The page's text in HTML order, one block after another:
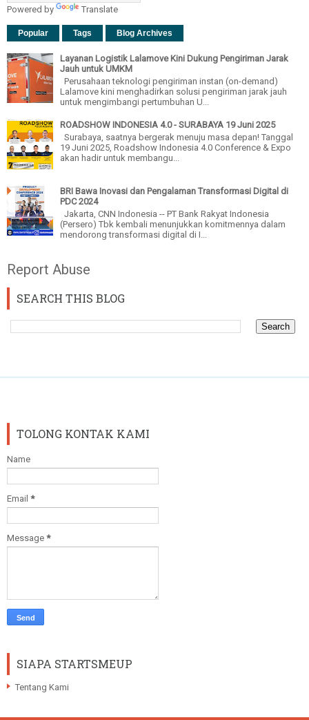
Powered by Translate
Popular Tags Blog Archives
Layanan Logistik Lalamove Kini Dukung Pengiriman Jarak
Jauh untuk UMKM
Perusahaan teknologi pengiriman instan (on-demand)
Lalamove kini menghadirkan solusi pengiriman jarak jauh
untuk mengimbangi pertumbuhan U...
ROADSHOW INDONESIA 4.0 - SURABAYA 19 Juni 2025
Surabaya, saatnya bergerak menuju masa depan! Tanggal
19 Juni 2025, Roadshow Indonesia 4.0 Conference & Expo
akan hadir untuk membangu...
BRI Bawa Inovasi dan Pengalaman Transformasi Digital di
PDC 2024
Jakarta, CNN Indonesia -- PT Bank Rakyat Indonesia
(Persero) Tbk kembali menunjukkan komitmennya dalam
mendorong transformasi digital di I...
Report Abuse
SEARCH THIS BLOG
TOLONG KONTAK KAMI
Name
Email *
Message *
SIAPA STARTSMEUP
Tentang Kami